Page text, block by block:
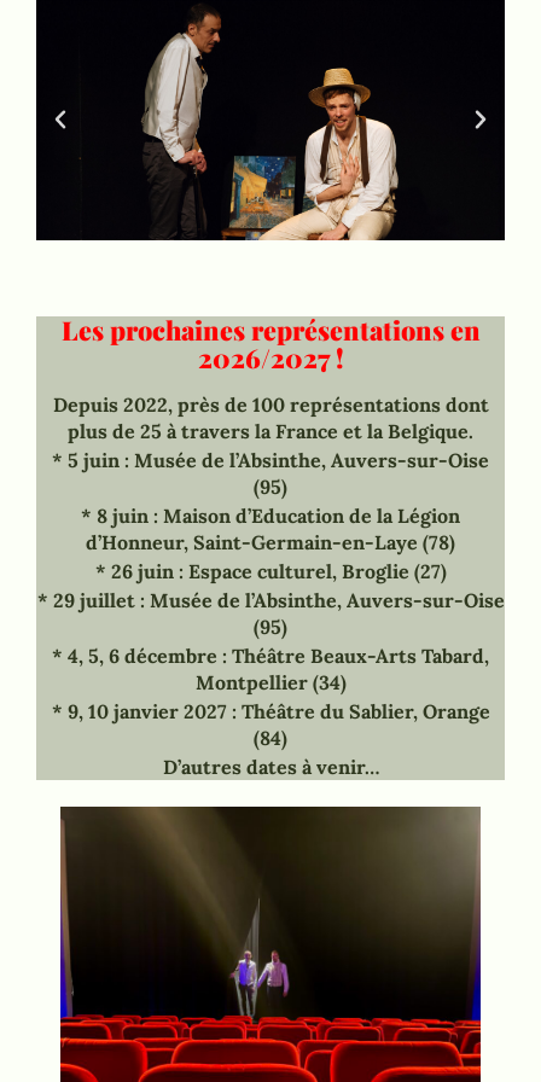
Les prochaines représentations en
2026/2027 !
Depuis 2022, près de 100 représentations dont
plus de 25 à travers la France et la Belgique.
* 5 juin : Musée de l’Absinthe, Auvers-sur-Oise
(95)
* 8 juin : Maison d’Education de la Légion
d’Honneur, Saint-Germain-en-Laye (78)
* 26 juin : Espace culturel, Broglie (27)
* 29 juillet : Musée de l’Absinthe, Auvers-sur-Oise
(95)
* 4, 5, 6 décembre : Théâtre Beaux-Arts Tabard,
Montpellier (34)
* 9, 10 janvier 2027 : Théâtre du Sablier, Orange
(84)
D’autres dates à venir…